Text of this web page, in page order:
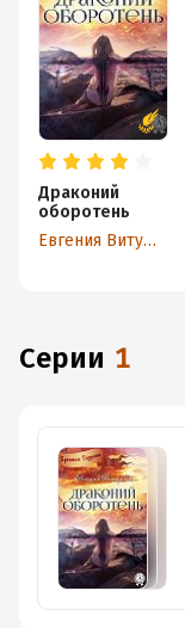
Драконий
оборотень
Евгения Витушко
Серии 1